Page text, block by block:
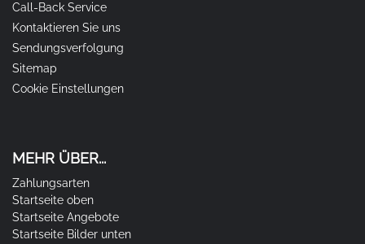
Call-Back Service
Kontaktieren Sie uns
Sendungsverfolgung
Sitemap
Cookie Einstellungen
MEHR ÜBER...
Zahlungsarten
Startseite oben
Startseite Angebote
Startseite Bilder unten